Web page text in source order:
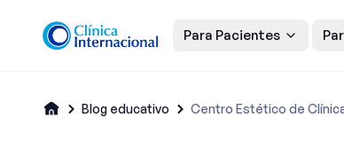
Para Pacientes
Blog educativo Centro Estético de